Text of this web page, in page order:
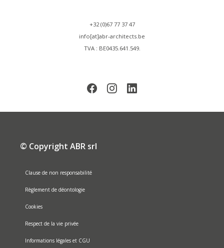
+32 (0)67 77 37 47
info[at]abr-architects.be
TVA : BE0435.641.549.
© Copyright ABR srl
Clause de non responsabilité
Règlement de déontologie
Cookies
Respect de la vie privée
Informations légales et CGU